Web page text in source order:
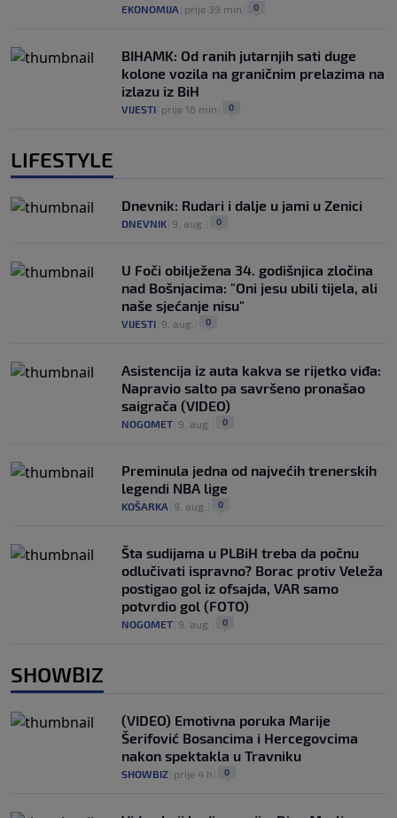
EKONOMIJA prije 39 min 0
BIHAMK: Od ranih jutarnjih sati duge
kolone vozila na graničnim prelazima na
izlazu iz BiH
VIJESTI prije 16 min 0
LIFESTYLE
Dnevnik: Rudari i dalje u jami u Zenici
DNEVNIK 9. aug. 0
U Foči obilježena 34. godišnjica zločina
nad Bošnjacima: "Oni jesu ubili tijela, ali
naše sjećanje nisu"
VIJESTI 9. aug. 0
Asistencija iz auta kakva se rijetko viđa:
Napravio salto pa savršeno pronašao
saigrača (VIDEO)
NOGOMET 9. aug. 0
Preminula jedna od najvećih trenerskih
legendi NBA lige
KOŠARKA 9. aug. 0
Šta sudijama u PLBiH treba da počnu
odlučivati ispravno? Borac protiv Veleža
postigao gol iz ofsajda, VAR samo
potvrdio gol (FOTO)
NOGOMET 9. aug. 0
SHOWBIZ
(VIDEO) Emotivna poruka Marije
Šerifović Bosancima i Hercegovcima
nakon spektakla u Travniku
SHOWBIZ prije 4 h 0